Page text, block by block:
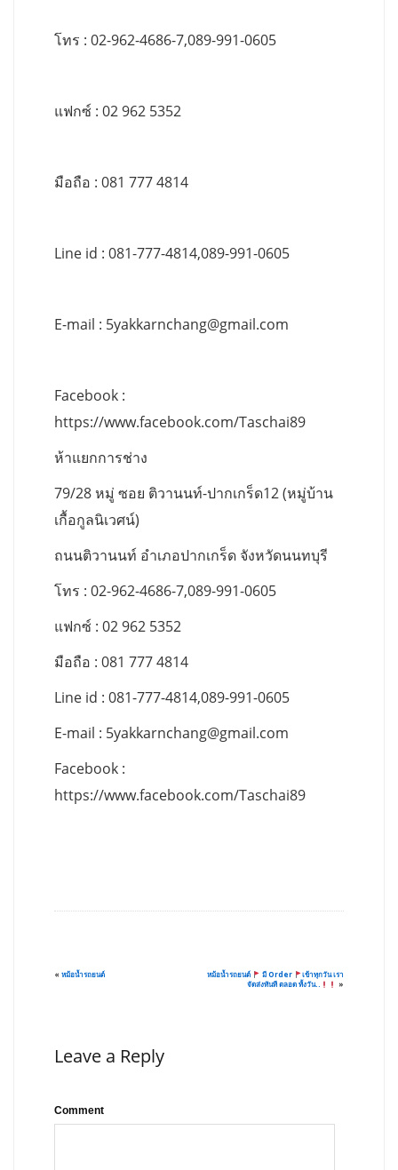
โทร : 02-962-4686-7,089-991-0605
แฟกซ์ : 02 962 5352
มือถือ : 081 777 4814
Line id : 081-777-4814,089-991-0605
E-mail : 5yakkarnchang@gmail.com
Facebook :
https://www.facebook.com/Taschai89
ห้าแยกการช่าง
79/28 หมู่ ซอย ติวานนท์-ปากเกร็ด12 (หมู่บ้าน
เกื้อกูลนิเวศน์)
ถนนติวานนท์ อำเภอปากเกร็ด จังหวัดนนทบุรี
โทร : 02-962-4686-7,089-991-0605
แฟกซ์ : 02 962 5352
มือถือ : 081 777 4814
Line id : 081-777-4814,089-991-0605
E-mail : 5yakkarnchang@gmail.com
Facebook :
https://www.facebook.com/Taschai89
« หม้อน้ำรถยนต์ หม้อน้ำรถยนต์ มี Order
เข้าทุกวัน เรา
จัดส่งทันที ตลอด ทั้งวัน..
»
Leave a Reply
Comment